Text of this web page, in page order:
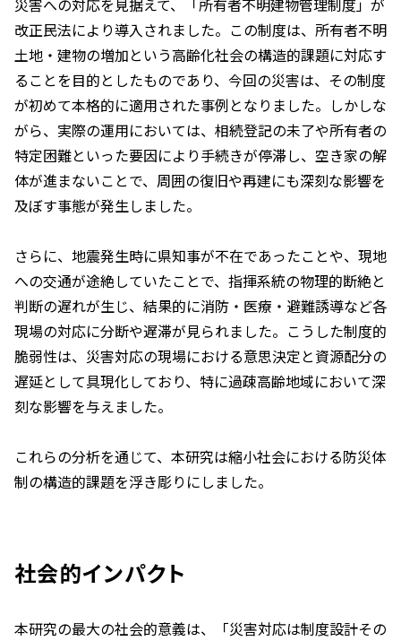
改正民法により導入されました。この制度は、所有者不明
土地・建物の増加という高齢化社会の構造的課題に対応す
ることを目的としたものであり、今回の災害は、その制度
が初めて本格的に適用された事例となりました。しかしな
がら、実際の運用においては、相続登記の未了や所有者の
特定困難といった要因により手続きが停滞し、空き家の解
体が進まないことで、周囲の復旧や再建にも深刻な影響を
及ぼす事態が発生しました。
さらに、地震発生時に県知事が不在であったことや、現地
への交通が途絶していたことで、指揮系統の物理的断絶と
判断の遅れが生じ、結果的に消防・医療・避難誘導など各
現場の対応に分断や遅滞が見られました。こうした制度的
脆弱性は、災害対応の現場における意思決定と資源配分の
遅延として具現化しており、特に過疎高齢地域において深
刻な影響を与えました。
これらの分析を通じて、本研究は縮小社会における防災体
制の構造的課題を浮き彫りにしました。
社会的インパクト
本研究の最大の社会的意義は、「災害対応は制度設計その